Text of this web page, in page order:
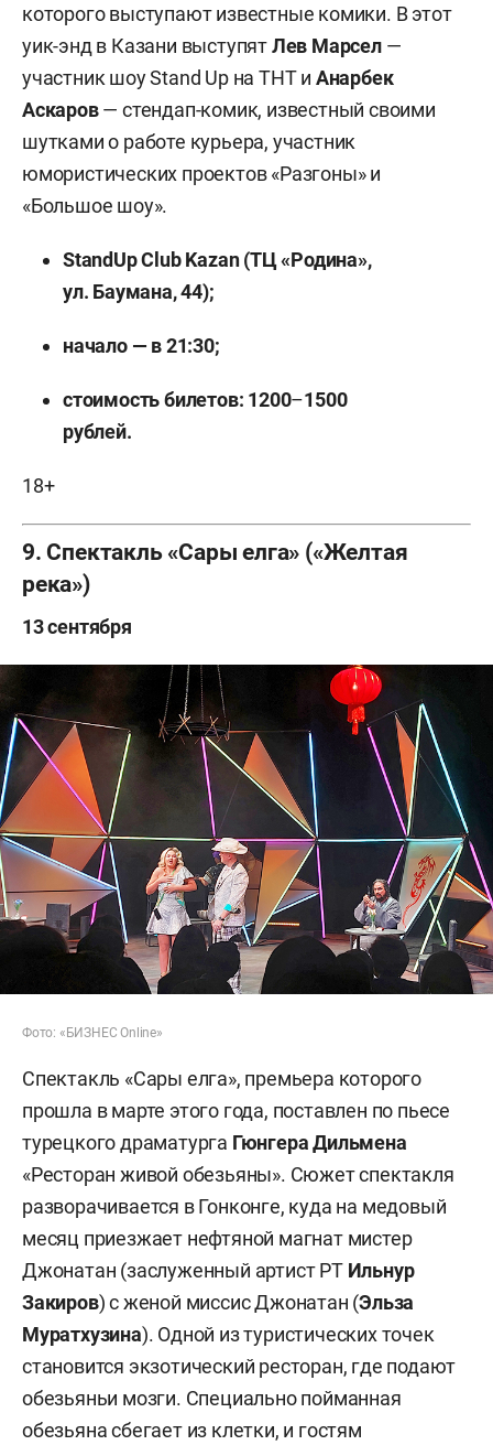
которого выступают известные комики. В этот
уик-энд в Казани выступятЛев Марсел —
участник шоу Stand Up на ТНТ и Анарбек
Аскаров— стендап-комик, известный своими
шутками о работе курьера, участник
юмористических проектов «Разгоны» и
«Большое шоу».
StandUp Club Kazan (ТЦ «Родина»,
ул. Баумана, 44);
начало — в 21:30;
стоимость билетов: 1200–1500
рублей.
18+
9. Спектакль «Сары елга» («Желтая
река»)
13 сентября
Фото: «БИЗНЕС Online»
Спектакль «Сары елга», премьера которого
прошла в марте этого года, поставлен по пьесе
турецкого драматурга Гюнгера Дильмена
«Ресторан живой обезьяны». Сюжет спектакля
разворачивается в Гонконге, куда на медовый
месяц приезжает нефтяной магнат мистер
Джонатан (заслуженный артист РТ Ильнур
Закиров) с женой миссис Джонатан (Эльза
Муратхузина). Одной из туристических точек
становится экзотический ресторан, где подают
обезьяньи мозги. Специально пойманная
обезьяна сбегает из клетки, и гостям